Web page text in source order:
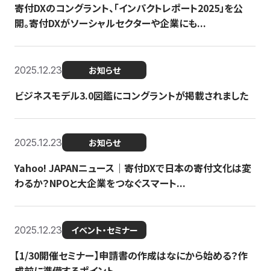
寄付DXのコングラント、「インパクトレポート2025」を公
開。寄付DXがソーシャルセクターや企業にも...
2025.12.23 お知らせ
ビジネスモデル3.0図鑑にコングラントが掲載されました
2025.12.23 お知らせ
Yahoo! JAPANニュース｜寄付DXで日本の寄付文化は変
わるか？NPOと大企業をつなぐスマート...
2025.12.23 イベント・セミナー
【1/30開催セミナー】申請書の作成はなにから始める？作